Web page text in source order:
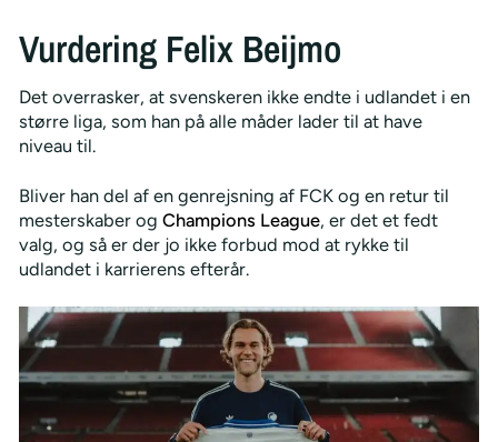
Vurdering Felix Beijmo
Det overrasker, at svenskeren ikke endte i udlandet i en
større liga, som han på alle måder lader til at have
niveau til.
Bliver han del af en genrejsning af FCK og en retur til
mesterskaber og Champions League, er det et fedt
valg, og så er der jo ikke forbud mod at rykke til
udlandet i karrierens efterår.